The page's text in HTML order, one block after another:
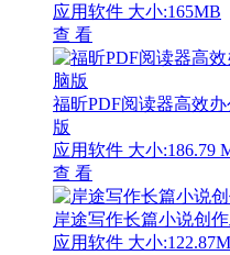
应用软件 大小:165MB
查 看
福昕PDF阅读器高效办
版
应用软件 大小:186.79
查 看
岸途写作长篇小说创
应用软件 大小